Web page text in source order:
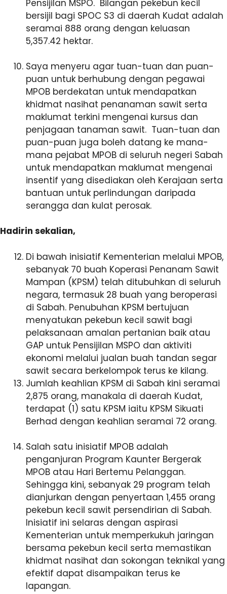
Pensijilan MSPO. Bilangan pekebun kecil
bersijil bagi SPOC S3 di daerah Kudat adalah
seramai 888 orang dengan keluasan
5,357.42 hektar.
Saya menyeru agar tuan-tuan dan puan-
puan untuk berhubung dengan pegawai
MPOB berdekatan untuk mendapatkan
khidmat nasihat penanaman sawit serta
maklumat terkini mengenai kursus dan
penjagaan tanaman sawit. Tuan-tuan dan
puan-puan juga boleh datang ke mana-
mana pejabat MPOB di seluruh negeri Sabah
untuk mendapatkan maklumat mengenai
insentif yang disediakan oleh Kerajaan serta
bantuan untuk perlindungan daripada
serangga dan kulat perosak.
Hadirin sekalian,
Di bawah inisiatif Kementerian melalui MPOB,
sebanyak 70 buah Koperasi Penanam Sawit
Mampan (KPSM) telah ditubuhkan di seluruh
negara, termasuk 28 buah yang beroperasi
di Sabah. Penubuhan KPSM bertujuan
menyatukan pekebun kecil sawit bagi
pelaksanaan amalan pertanian baik atau
GAP untuk Pensijilan MSPO dan aktiviti
ekonomi melalui jualan buah tandan segar
sawit secara berkelompok terus ke kilang.
Jumlah keahlian KPSM di Sabah kini seramai
2,875 orang, manakala di daerah Kudat,
terdapat (1) satu KPSM iaitu KPSM Sikuati
Berhad dengan keahlian seramai 72 orang.
Salah satu inisiatif MPOB adalah
penganjuran Program Kaunter Bergerak
MPOB atau Hari Bertemu Pelanggan.
Sehingga kini, sebanyak 29 program telah
dianjurkan dengan penyertaan 1,455 orang
pekebun kecil sawit persendirian di Sabah.
Inisiatif ini selaras dengan aspirasi
Kementerian untuk memperkukuh jaringan
bersama pekebun kecil serta memastikan
khidmat nasihat dan sokongan teknikal yang
efektif dapat disampaikan terus ke
lapangan.